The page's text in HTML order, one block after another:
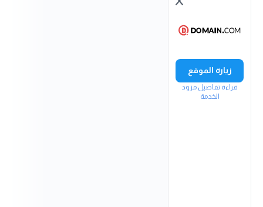
زيارة الموقع
قراءة تفاصيل مزود
الخدمة